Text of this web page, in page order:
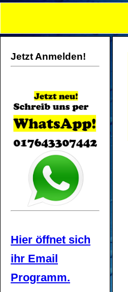
Jetzt Anmelden!
Hier öffnet sich
ihr Email
Programm.